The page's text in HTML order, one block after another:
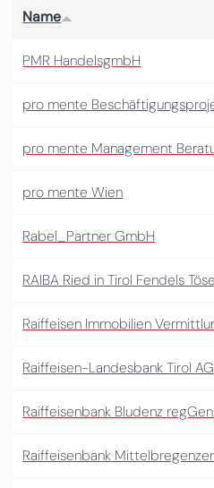
Name
PMR HandelsgmbH
pro mente
pro mente Management
pro mente Wien
Rabel_Partner GmbH
RAIBA Ried in Tirol Fendels
Raiffeisen Immobilien
Raiffeisen-Landesbank Tirol AG
Raiffeisenbank Bludenz
Raiffeisenbank